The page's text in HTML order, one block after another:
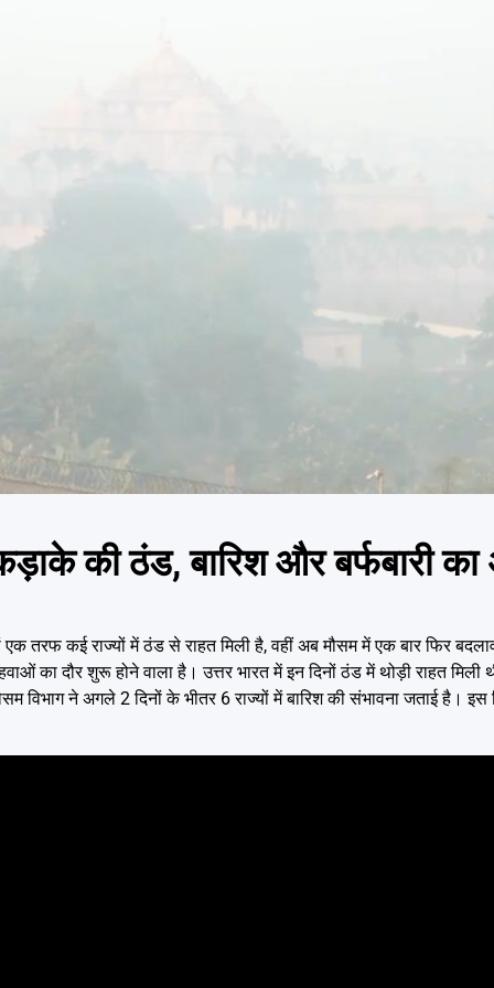
की ठंड, बारिश और बर्फबारी का
तरफ कई राज्यों में ठंड से राहत मिली है, वहीं अब मौसम में एक बार फिर
का दौर शुरू होने वाला है। उत्तर भारत में इन दिनों ठंड में थोड़ी राहत
ने अगले 2 दिनों के भीतर 6 राज्यों में बारिश की संभावना जताई है। इस